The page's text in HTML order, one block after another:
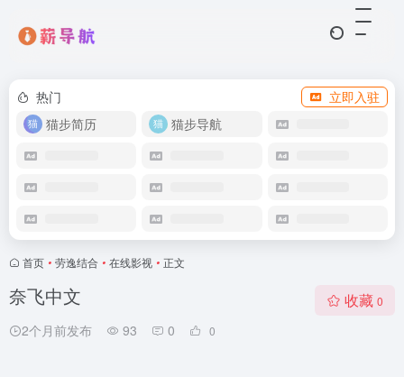
热门
立即入驻
猫步简历
猫步导航
首页 • 劳逸结合 • 在线影视 • 正文
奈飞中文
2个月前发布 93 0 0
收藏 0